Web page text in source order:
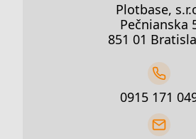
Plotbase,
Pečnianska
851 01
0915 171